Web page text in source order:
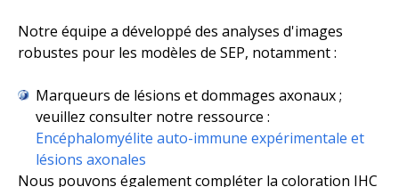
Notre équipe a développé des analyses d'images
robustes pour les modèles de SEP, notamment :
Marqueurs de lésions et dommages axonaux ;
veuillez consulter notre ressource :
Encéphalomyélite auto-immune expérimentale et
lésions axonales
Nous pouvons également compléter la coloration IHC